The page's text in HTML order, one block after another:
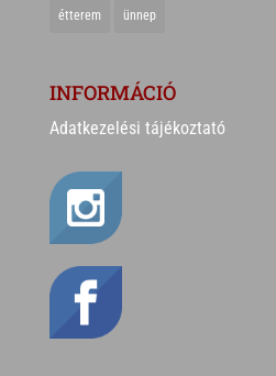
étterem ünnep
INFORMÁCIÓ
Adatkezelési tájékoztató